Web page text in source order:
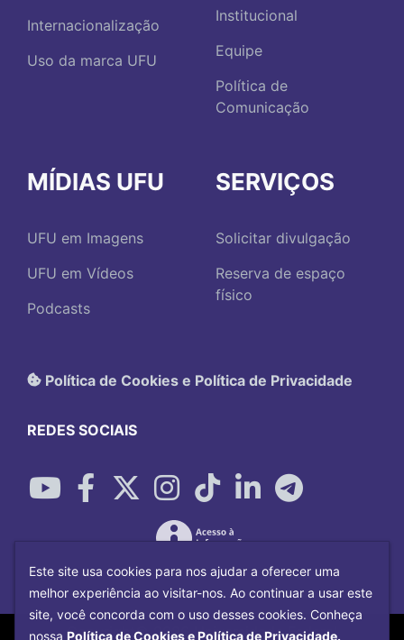
Internacionalização
Uso da marca UFU
Institucional
Equipe
Política de
Comunicação
MÍDIAS UFU
UFU em Imagens
UFU em Vídeos
Podcasts
SERVIÇOS
Solicitar divulgação
Reserva de espaço
físico
Política de Cookies e Política de Privacidade
REDES SOCIAIS
Copyright©2026Universidade Federal
Este site usa cookies para nos ajudar a oferecer uma
melhor experiência ao visitar-nos. Ao continuar a usar este
site, você concorda com o uso desses cookies. Conheça
nossa Política de Cookies e Política de Privacidade.